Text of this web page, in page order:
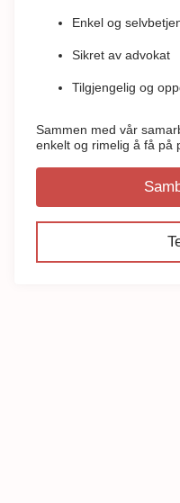
Sammen med vår
enkelt og rimelig å få på
Enkel og
Sikret av advokat
Tilgjengelig og